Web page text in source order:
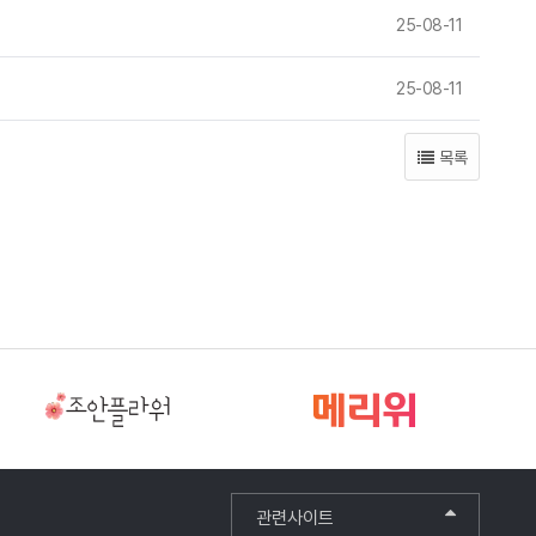
25-08-11
25-08-11
목록
관련사이트